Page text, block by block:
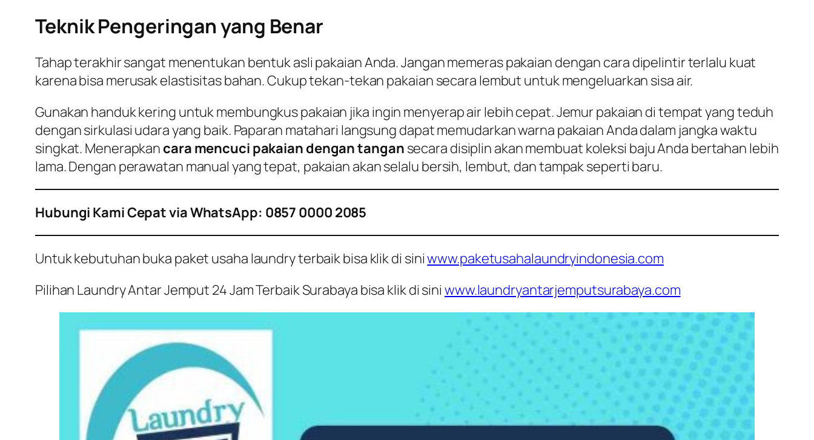
Teknik Pengeringan yang Benar
Tahap terakhir sangat menentukan bentuk asli pakaian Anda. Jangan memeras pakaian dengan cara dipelintir terlalu kuat
karena bisa merusak elastisitas bahan. Cukup tekan-tekan pakaian secara lembut untuk mengeluarkan sisa air.
Gunakan handuk kering untuk membungkus pakaian jika ingin menyerap air lebih cepat. Jemur pakaian di tempat yang teduh
dengan sirkulasi udara yang baik. Paparan matahari langsung dapat memudarkan warna pakaian Anda dalam jangka waktu
singkat. Menerapkan cara mencuci pakaian dengan tangan secara disiplin akan membuat koleksi baju Anda bertahan lebih
lama. Dengan perawatan manual yang tepat, pakaian akan selalu bersih, lembut, dan tampak seperti baru.
Hubungi Kami Cepat via WhatsApp: 0857 0000 2085
Untuk kebutuhan buka paket usaha laundry terbaik bisa klik di siniwww.paketusahalaundryindonesia.com
Pilihan Laundry Antar Jemput 24 Jam Terbaik Surabaya bisa klik di sini www.laundryantarjemputsurabaya.com